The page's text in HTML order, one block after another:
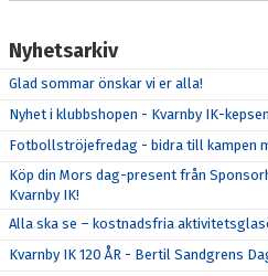
Nyhetsarkiv
Glad sommar önskar vi er alla!
Nyhet i klubbshopen - Kvarnby IK-
Fotbollströjefredag - bidra till kampen
Köp din Mors dag-present från
Kvarnby IK!
Alla ska se – kostnadsfria
Kvarnby IK 120 ÅR - Bertil Sandgrens